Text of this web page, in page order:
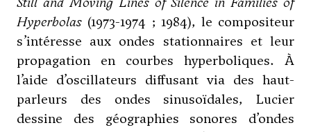
Hyperbolas (1973-1974 ; 1984), le compositeur
s’intéresse aux ondes stationnaires et leur
propagation en courbes hyperboliques. À
l’aide d’oscillateurs diffusant via des haut-
parleurs des ondes sinusoïdales, Lucier
dessine des géographies sonores d’ondes